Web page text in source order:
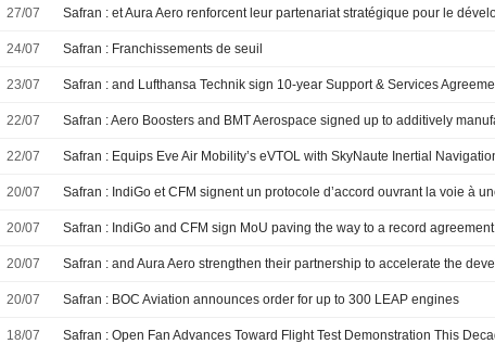
27/07
24/07 Safran : Franchissements de seuil
23/07
22/07
22/07
20/07
20/07
20/07
20/07 Safran : BOC Aviation announces order for up to 300 LEAP engines
18/07 Safran : Open Fan Advances Toward Flight Test Demonstration This